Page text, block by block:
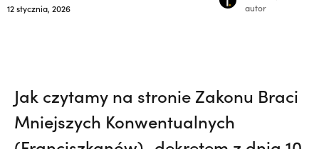
12 stycznia, 2026
autor
Jak czytamy na stronie Zakonu Braci
Mniejszych Konwentualnych